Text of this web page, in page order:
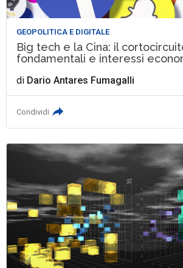
GEOPOLITICA E DIGITALE
Big tech e la Cina: il
fondamentali e interessi
di Dario Antares Fumagalli
Condividi